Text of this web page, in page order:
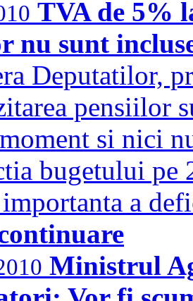
TVA de 5%
nu sunt
Deputatilor,
pensiilor
si nici
bugetului pe
importanta a
Ministrul